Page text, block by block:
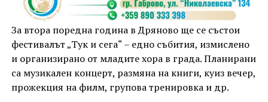
За втора поредна година в Дряново ще се състои
фестивалът „Тук и сега“ – едно събития, измислено
и организирано от младите хора в града. Планирани
са музикален концерт, размяна на книги, куиз вечер,
прожекция на филм, групова тренировка и др.